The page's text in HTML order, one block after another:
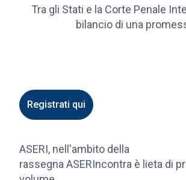
Tra gli Stati e la Corte Penale
bilancio di una
Registrati qui
ASERI, nell'ambito della
rassegna ASERIncontra è lieta di